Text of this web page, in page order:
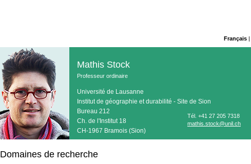
Français |
Mathis Stock
Professeur ordinaire
Université de Lausanne
Institut de géographie et durabilité - Site de Sion
Bureau 212
Ch. de l'Institut 18
CH-1967 Bramois (Sion)
Tél. +41 27 205 7318
mathis.stock@unil.ch
Domaines de recherche